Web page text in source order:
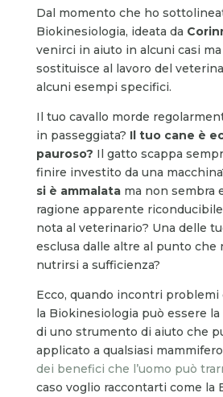
Dal momento che ho
Biokinesiologia, ideata da
venirci in aiuto in alcuni casi
sostituisce al lavoro del
alcuni esempi specifici.
Il tuo cavallo morde
in passeggiata? Il tuo cane è
pauroso? Il gatto scappa
finire investito da una
si è ammalatama non sembra
ragione apparente
nota al veterinario? Una delle
esclusa dalle altre al punto che
nutrirsi a sufficienza?
Ecco, quando incontri problemi
la Biokinesiologia può essere
di uno strumento di aiuto che
applicato a qualsiasi
dei benefici che l’uomo può
caso voglio raccontarti come la